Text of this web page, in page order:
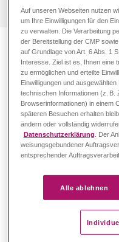
FACHZENTREN
UND ÖSTERREICH
Finden Sie
Ihrer Nähe
komplexe Erkrankung, die
Patient*innen erfordert,
Österreich Fachzentren
und Beratung von
Auf unseren Webseiten nutzen
um Ihre Einwilligungen für den
zu verwalten. Die Verarbeitung
der Bereitstellung der CMP
auf Grundlage von Art. 6 Abs. 1
Interesse. Ziel ist es, Ihnen eine
zu ermöglichen und erteilte
Einwilligungen und
technischen Informationen (z. B.
Browserinformationen) in einem
späteren Besuchen erhalten
ändern oder vollständig
Datenschutzerklärung. Der
weisungsgebundener
entsprechender
Alle ablehnen